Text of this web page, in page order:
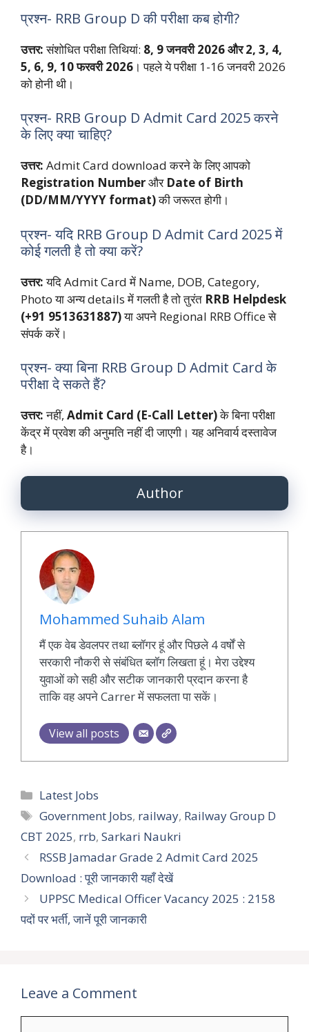
प्रश्न- RRB Group D की परीक्षा कब होगी?
उत्तर:संशोधित परीक्षा तिथियां: 8, 9 जनवरी 2026 और 2, 3, 4,
5, 6, 9, 10 फरवरी 2026 । पहले ये परीक्षा 1-16 जनवरी 2026
को होनी थी।
प्रश्न- RRB Group D Admit Card 2025 करने
के लिए क्या चाहिए?
उत्तर: Admit Card download करने के लिए आपको
Registration Numberऔर Date of Birth
(DD/MM/YYYY format)की जरूरत होगी।
प्रश्न- यदि RRB Group D Admit Card 2025 में
कोई गलती है तो क्या करें?
उत्तर:यदि Admit Card में Name, DOB, Category,
Photo या अन्य details में गलती है तो तुरंत RRB Helpdesk
(+91 9513631887)या अपने Regional RRB Office से
संपर्क करें।
प्रश्न- क्या बिना RRB Group D Admit Card के
परीक्षा दे सकते हैं?
उत्तर:नहीं, Admit Card (E-Call Letter)के बिना परीक्षा
केंद्र में प्रवेश की अनुमति नहीं दी जाएगी। यह अनिवार्य दस्तावेज
है।
Author
Mohammed Suhaib Alam
मैं एक वेब डेवलपर तथा ब्लॉगर हूं और पिछले 4 वर्षों से
सरकारी नौकरी से संबंधित ब्लॉग लिखता हूं। मेरा उद्देश्य
युवाओं को सही और सटीक जानकारी प्रदान करना है
ताकि वह अपने Carrer में सफलता पा सकें।
View all posts
Categories
Latest Jobs
Tags
Government Jobs, railway, Railway Group D
CBT 2025, rrb, Sarkari Naukri
RSSB Jamadar Grade 2 Admit Card 2025
Download : पूरी जानकारी यहाँ देखें
UPPSC Medical Officer Vacancy 2025 : 2158
पदों पर भर्ती, जानें पूरी जानकारी
Leave a Comment